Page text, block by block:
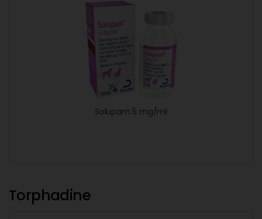
Solupam 5 mg/ml
Torphadine